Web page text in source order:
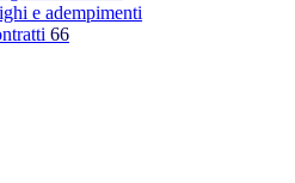
e adempimenti
66